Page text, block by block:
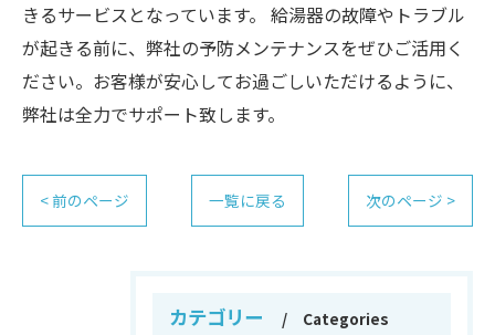
きるサービスとなっています。 給湯器の故障やトラブル
が起きる前に、弊社の予防メンテナンスをぜひご活用く
ださい。お客様が安心してお過ごしいただけるように、
弊社は全力でサポート致します。
< 前のページ 一覧に戻る 次のページ >
カテゴリー Categories